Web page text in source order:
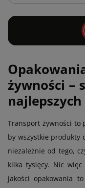
żywności –
Transport żywności to
by wszystkie produkty
niezależnie od tego,
kilka tysięcy. Nic
jakości opakowania